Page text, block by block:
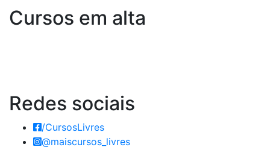
Cursos em alta
Redes sociais
/CursosLivres
@maiscursos_livres